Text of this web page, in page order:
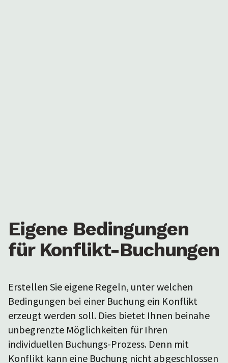
Eigene Bedingungen
für Konflikt-Buchungen
Erstellen Sie eigene Regeln, unter welchen
Bedingungen bei einer Buchung ein Konflikt
erzeugt werden soll. Dies bietet Ihnen beinahe
unbegrenzte Möglichkeiten für Ihren
individuellen Buchungs-Prozess. Denn mit
Konflikt kann eine Buchung nicht abgeschlossen